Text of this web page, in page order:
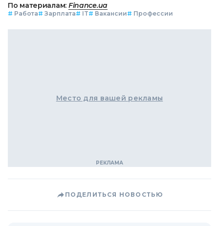
По материалам: Finance.ua
# Работа# Зарплата# IT# Вакансии# Профессии
Место для вашей рекламы
ПОДЕЛИТЬСЯ НОВОСТЬЮ